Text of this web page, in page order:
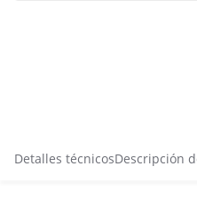
Detalles técnicosDescripción